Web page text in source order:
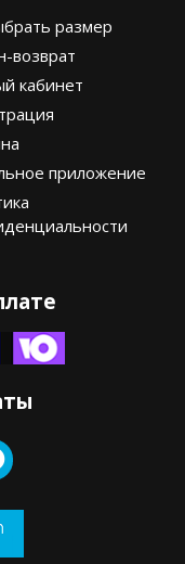
размер
возврат
кабинет
приложение